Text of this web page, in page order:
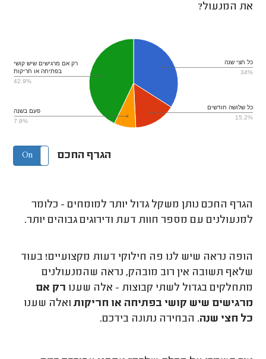
את המנעול?
כל חצי שנה
34%
כל שלושה חודשים
15.2%
פעם בשנה
7.9%
רק אם מרגישים שיש קושי
בפתיחה או חריקות
42.9%
הגרף החכם On Off
הגרף החכם נותן משקל גדול יותר למומחים - כלומר
למנעולנים עם מספר חוות דעת ודירוגים גבוהים יותר.
הופה נראה שיש לנו פה חילוקי דעות מקצועיים! בעוד
שלאף תשובה אין רוב מובהק, נראה שהמנעולנים
מתחלקים בגדול לשתי קבוצות - אלה שענו רק אם
מרגישים שיש קושי בפתיחה או חריקות ואלה שענו
כל חצי שנה. הבחירה נתונה בידכם.